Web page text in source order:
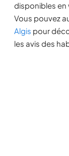
disponibles en
Vous pouvez
Algis pour
les avis des